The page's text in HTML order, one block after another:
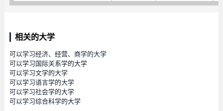
相关的大学
可以学习经济、经营、商学的大学
可以学习国际关系学的大学
可以学习文学的大学
可以学习语言学的大学
可以学习社会学的大学
可以学习综合科学的大学